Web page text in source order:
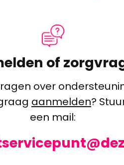
of
over
aanmelden?
een mail: